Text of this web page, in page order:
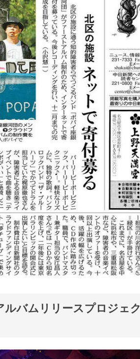
ルバムリリースプロジェク